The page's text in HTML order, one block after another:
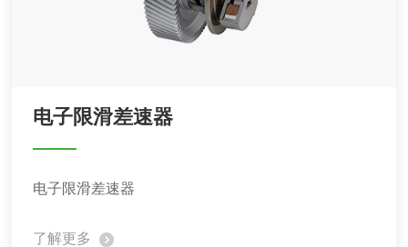
电子限滑差速器
电子限滑差速器
了解更多